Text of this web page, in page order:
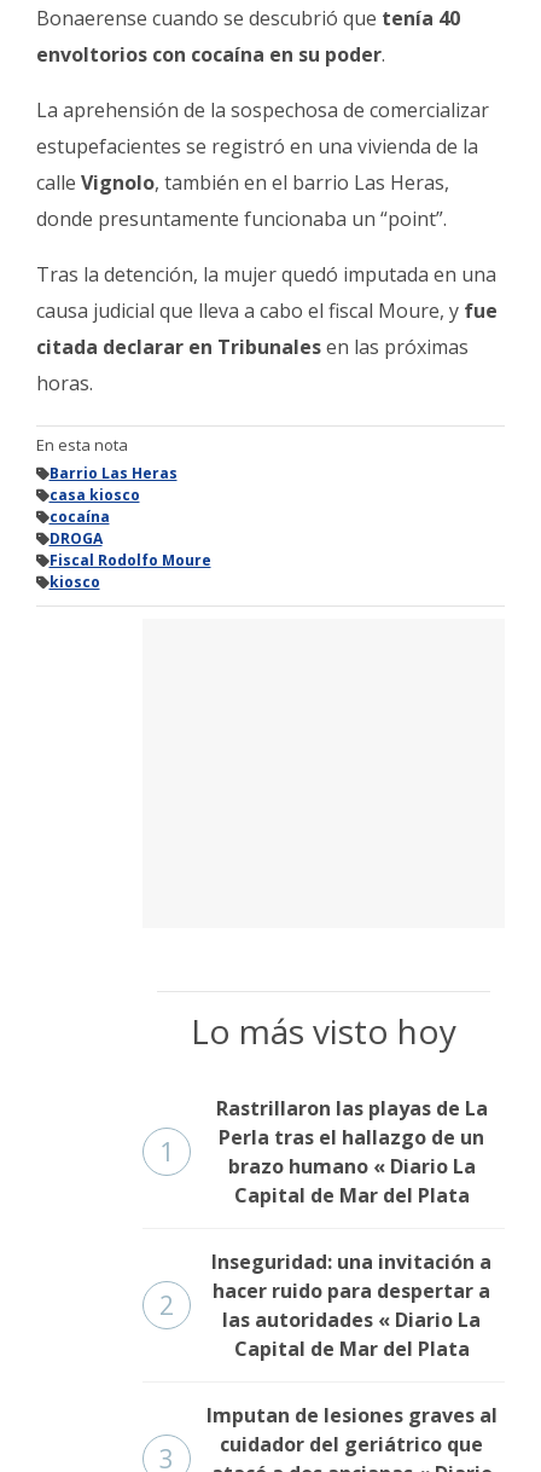
Bonaerense cuando se descubrió que tenía 40
envoltorios con cocaína en su poder.
La aprehensión de la sospechosa de comercializar
estupefacientes se registró en una vivienda de la
calle Vignolo, también en el barrio Las Heras,
donde presuntamente funcionaba un “point”.
Tras la detención, la mujer quedó imputada en una
causa judicial que lleva a cabo el fiscal Moure, y fue
citada declarar en Tribunalesen las próximas
horas.
En esta nota
Barrio Las Heras
casa kiosco
cocaína
DROGA
Fiscal Rodolfo Moure
kiosco
Lo más visto hoy
1
Rastrillaron las playas de La
Perla tras el hallazgo de un
brazo humano « Diario La
Capital de Mar del Plata
2
Inseguridad: una invitación a
hacer ruido para despertar a
las autoridades « Diario La
Capital de Mar del Plata
3
Imputan de lesiones graves al
cuidador del geriátrico que